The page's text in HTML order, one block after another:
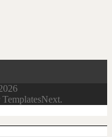
TemplatesNext.